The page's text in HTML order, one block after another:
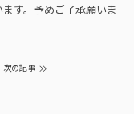
す。予めご了承願いま
次の記事